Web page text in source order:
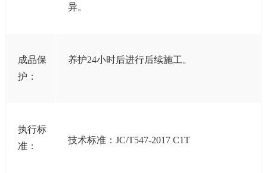
异。
成品保
护：
养护24小时后进行后续施工。
执行标
准：
技术标准：JC/T547-2017 C1T